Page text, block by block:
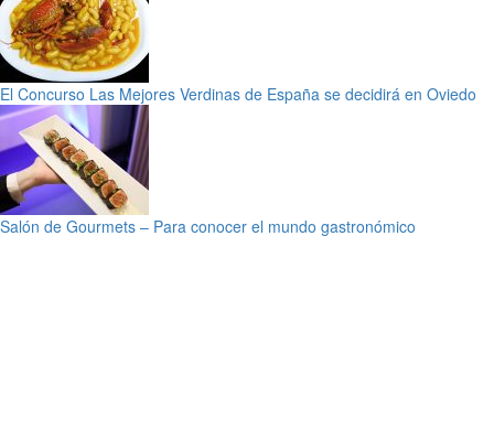
El Concurso Las Mejores Verdinas de España se decidirá en Oviedo
Salón de Gourmets – Para conocer el mundo gastronómico